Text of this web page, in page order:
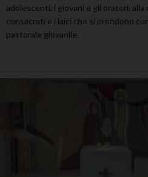
adolescenti, i giovani e gli oratori,
consacrati e i laici che si prendono
pastorale giovanile.